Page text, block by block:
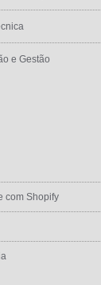
e Gestão
com Shopify